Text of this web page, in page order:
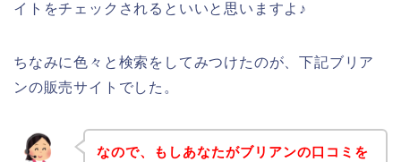
イトをチェックされるといいと思いますよ♪
ちなみに色々と検索をしてみつけたのが、下記ブリア
ンの販売サイトでした。
なので、もしあなたがブリアンの口コミを